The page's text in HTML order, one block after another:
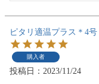
ピタリ適温プラス＊4号
購入者
投稿日 2023/11/24